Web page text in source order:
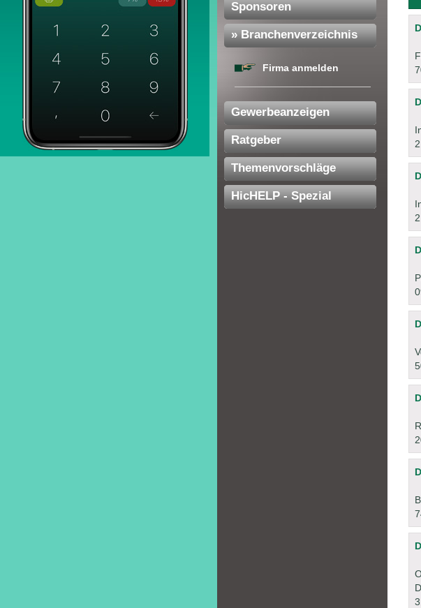
Sponsoren
» Branchenverzeichnis
Firma anmelden
Gewerbeanzeigen
Ratgeber
Themenvorschläge
HicHELP - Spezial